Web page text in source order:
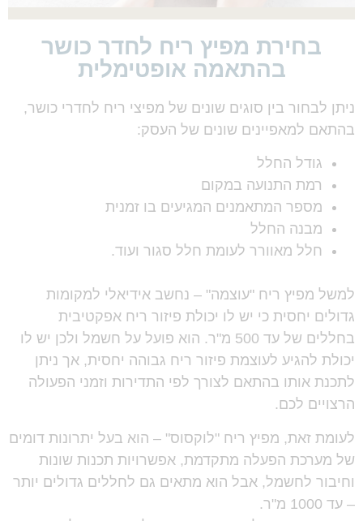
בחירת מפיץ ריח לחדר כושר
בהתאמה אופטימלית
ניתן לבחור בין סוגים שונים של מפיצי ריח לחדרי כושר,
בהתאם למאפיינים שונים של העסק:
גודל החלל
רמת התנועה במקום
מספר המתאמנים המגיעים בו זמנית
מבנה החלל
חלל מאוורר לעומת חלל סגור ועוד.
למשל מפיץ ריח "עוצמה" – נחשב אידיאלי למקומות
גדולים יחסית כי יש לו יכולת פיזור ריח אפקטיבית
בחללים של עד 500 מ"ר. הוא פועל על חשמל ולכן יש לו
יכולת להגיע לעוצמת פיזור ריח גבוהה יחסית, אך ניתן
לתכנת אותו בהתאם לצורך לפי התדירות וזמני הפעולה
הרצויים לכם.
לעומת זאת, מפיץ ריח "לוקסוס" – הוא בעל יתרונות דומים
של מערכת הפעלה מתקדמת, אפשרויות תכנות שונות
וחיבור לחשמל, אבל הוא מתאים גם לחללים גדולים יותר
– עד 1000 מ"ר.